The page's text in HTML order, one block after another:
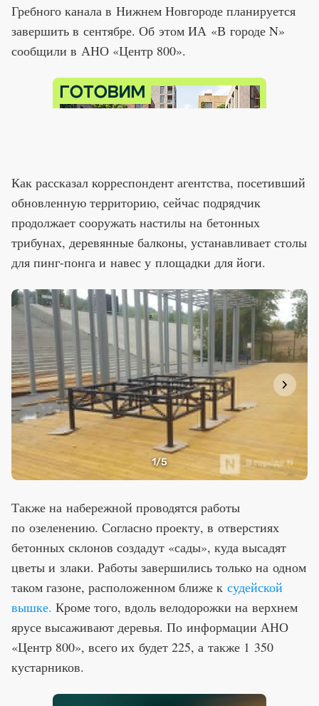
Гребного канала в Нижнем Новгороде планируется
завершить в сентябре. Об этом ИА «В городе N»
сообщили в АНО «Центр 800».
Как рассказал корреспондент агентства, посетивший
обновленную территорию, сейчас подрядчик
продолжает сооружать настилы на бетонных
трибунах, деревянные балконы, устанавливает столы
для пинг-понга и навес у площадки для йоги.
1/5
Также на набережной проводятся работы
по озеленению. Согласно проекту, в отверстиях
бетонных склонов создадут «сады», куда высадят
цветы и злаки. Работы завершились только на одном
таком газоне, расположенном ближе к судейской
вышке. Кроме того, вдоль велодорожки на верхнем
ярусе высаживают деревья. По информации АНО
«Центр 800», всего их будет 225, а также 1 350
кустарников.